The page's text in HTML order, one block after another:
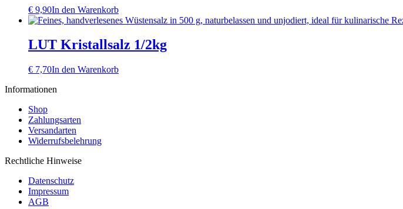
€ 9,90In den Warenkorb
LUT Kristallsalz 1/2kg
€ 7,70In den Warenkorb
Informationen
Shop
Zahlungsarten
Versandarten
Widerrufsbelehrung
Rechtliche Hinweise
Datenschutz
Impressum
AGB